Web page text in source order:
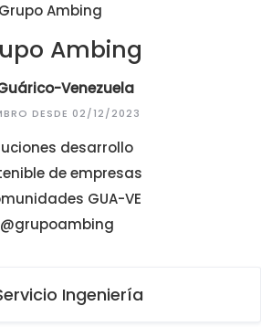
Ambing
Venezuela
DESDE 02/12/2023
desarrollo
de empresas
GUA-VE
@grupoambing
Ingeniería